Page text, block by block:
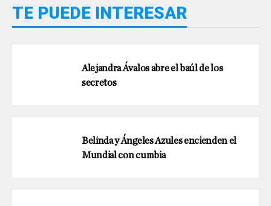
TE PUEDE INTERESAR
Alejandra Ávalos abre el baúl de los
secretos
Belinda y Ángeles Azules encienden el
Mundial con cumbia